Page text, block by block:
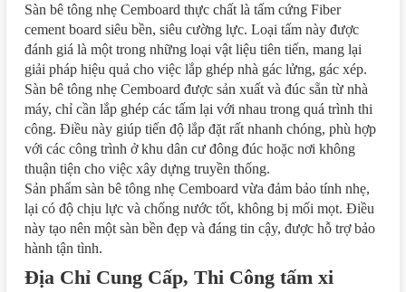
Sàn bê tông nhẹ Cemboard thực chất là tấm cứng Fiber
cement board siêu bền, siêu cường lực. Loại tấm này được
đánh giá là một trong những loại vật liệu tiên tiến, mang lại
giải pháp hiệu quả cho việc lắp ghép nhà gác lửng, gác xép.
Sàn bê tông nhẹ Cemboard được sản xuất và đúc sẵn từ nhà
máy, chỉ cần lắp ghép các tấm lại với nhau trong quá trình thi
công. Điều này giúp tiến độ lắp đặt rất nhanh chóng, phù hợp
với các công trình ở khu dân cư đông đúc hoặc nơi không
thuận tiện cho việc xây dựng truyền thống.
Sản phẩm sàn bê tông nhẹ Cemboard vừa đảm bảo tính nhẹ,
lại có độ chịu lực và chống nước tốt, không bị mối mọt. Điều
này tạo nên một sàn bền đẹp và đáng tin cậy, được hỗ trợ bảo
hành tận tình.
Địa Chỉ Cung Cấp, Thi Công tấm xi